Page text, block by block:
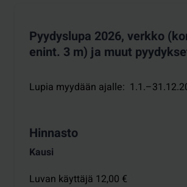
Pyydyslupa 2026, verkko
enint. 3 m) ja muut
Lupia myydään ajalle:
Hinnasto
Kausi
Luvan käyttäjä 12,00 €